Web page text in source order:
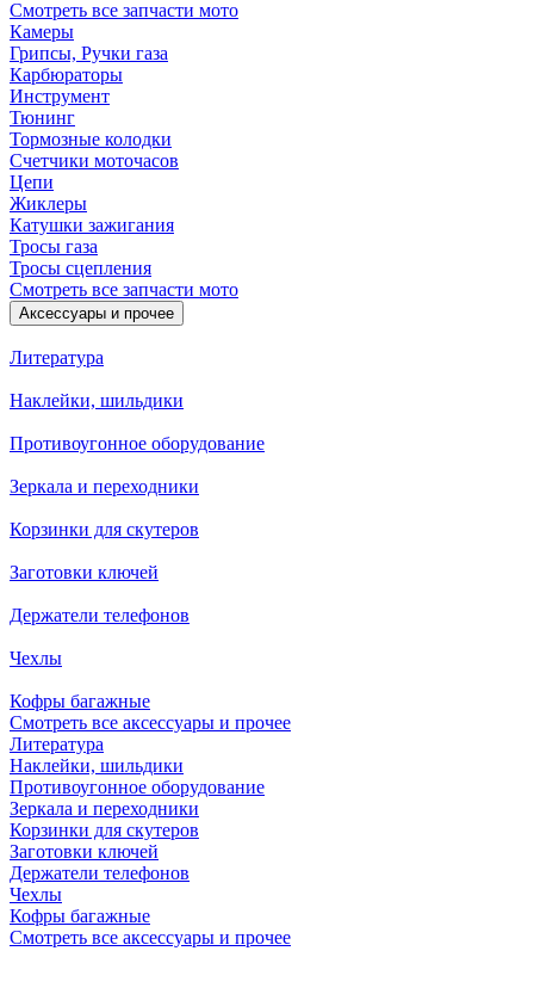
Смотреть все запчасти мото
Камеры
Грипсы, Ручки газа
Карбюраторы
Инструмент
Тюнинг
Тормозные колодки
Счетчики моточасов
Цепи
Жиклеры
Катушки зажигания
Тросы газа
Тросы сцепления
Смотреть все запчасти мото
Аксессуары и прочее
Литература
Наклейки, шильдики
Противоугонное оборудование
Зеркала и переходники
Корзинки для скутеров
Заготовки ключей
Держатели телефонов
Чехлы
Кофры багажные
Смотреть все аксессуары и прочее
Литература
Наклейки, шильдики
Противоугонное оборудование
Зеркала и переходники
Корзинки для скутеров
Заготовки ключей
Держатели телефонов
Чехлы
Кофры багажные
Смотреть все аксессуары и прочее